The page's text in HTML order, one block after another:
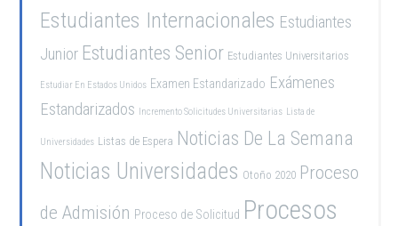
Estudiantes Internacionales Estudiantes
Junior Estudiantes Senior Estudiantes Universitarios
Estudiar En Estados Unidos Examen Estandarizado Exámenes
Estandarizados Incremento Solicitudes Universitarias Lista de
Universidades Listas de Espera Noticias De La Semana
Noticias Universidades Otoño 2020 Proceso
de Admisión Proceso de Solicitud Procesos